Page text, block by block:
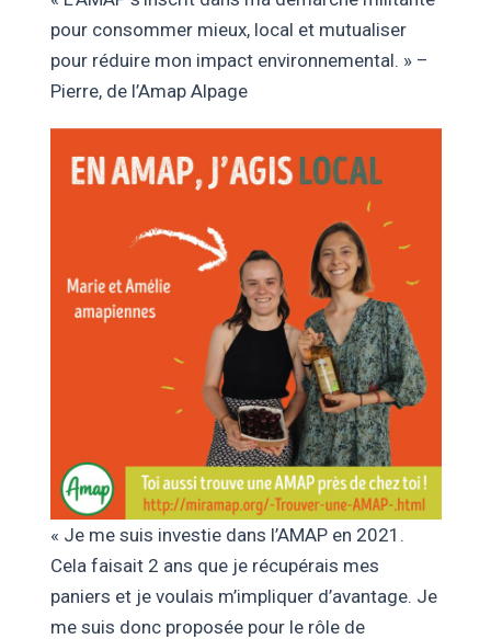
pour consommer mieux, local et mutualiser
pour réduire mon impact environnemental. » –
Pierre, de l’Amap Alpage
« Je me suis investie dans l’AMAP en 2021.
Cela faisait 2 ans que je récupérais mes
paniers et je voulais m’impliquer d’avantage. Je
me suis donc proposée pour le rôle de